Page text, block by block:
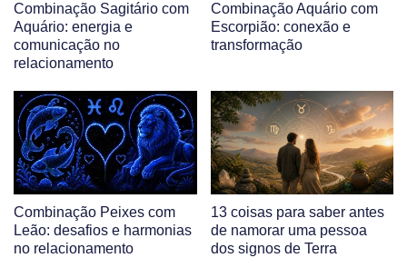
Combinação Sagitário com
Aquário: energia e
comunicação no
relacionamento
Combinação Aquário com
Escorpião: conexão e
transformação
Combinação Peixes com
Leão: desafios e harmonias
no relacionamento
13 coisas para saber antes
de namorar uma pessoa
dos signos de Terra